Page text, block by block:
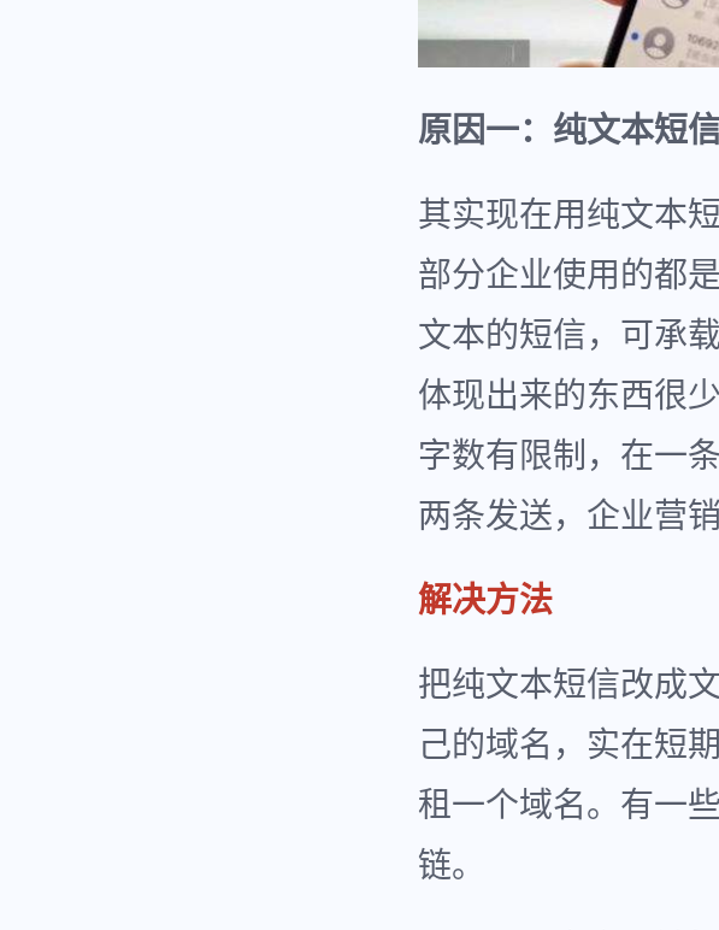
原因一：纯文本短
其实现在用纯文本
部分企业使用的都
文本的短信，可承
体现出来的东西很
字数有限制，在一
两条发送，企业营
解决方法
把纯文本短信改成
己的域名，实在短
租一个域名。有一
链。